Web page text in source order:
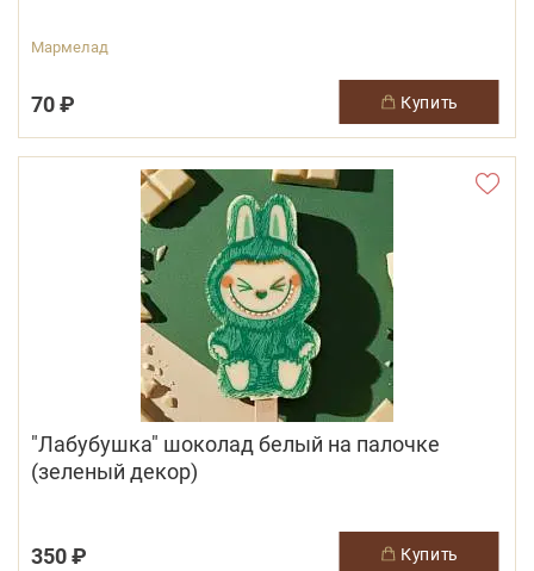
Мармелад
70 ₽ купить
"Лабубушка" шоколад белый на палочке
(зеленый декор)
350 ₽ купить